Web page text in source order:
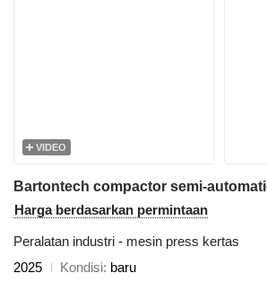
VIDEO
Harga berdasarkan permintaan
Peralatan industri - mesin press kertas
2025
Kondisi baru